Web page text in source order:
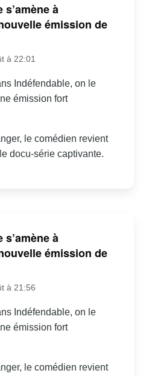
à
émission de
à 22:01
Indéfendable, on le
émission fort
le comédien revient
docu-série captivante.
à
émission de
à 21:56
Indéfendable, on le
émission fort
le comédien revient